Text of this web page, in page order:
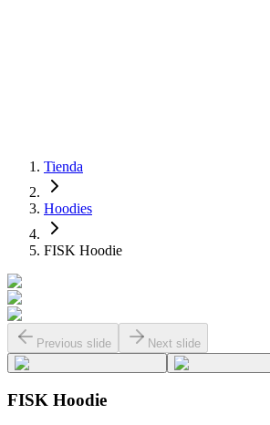
Tienda
Hoodies
FISK Hoodie
Previous slide Next slide
FISK Hoodie